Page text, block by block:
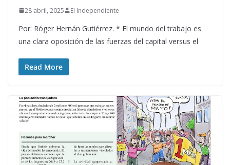
28 abril, 2025 El Independiente
Por: Róger Hernán Gutiérrez. * El mundo del trabajo es
una clara oposición de las fuerzas del capital versus el
Read More